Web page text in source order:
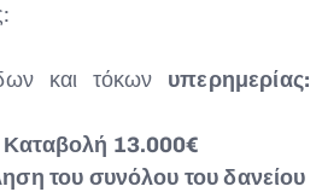
και τόκων υπερημερίας:
13.000€
του συνόλου του δανείου